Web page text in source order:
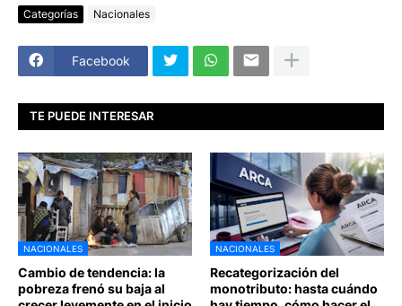
Categorías Nacionales
Facebook
TE PUEDE INTERESAR
NACIONALES
Cambio de tendencia: la
pobreza frenó su baja al
NACIONALES
Recategorización del
monotributo: hasta cuándo